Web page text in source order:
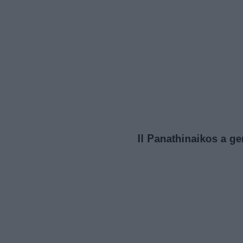
Il Panathinaikos a